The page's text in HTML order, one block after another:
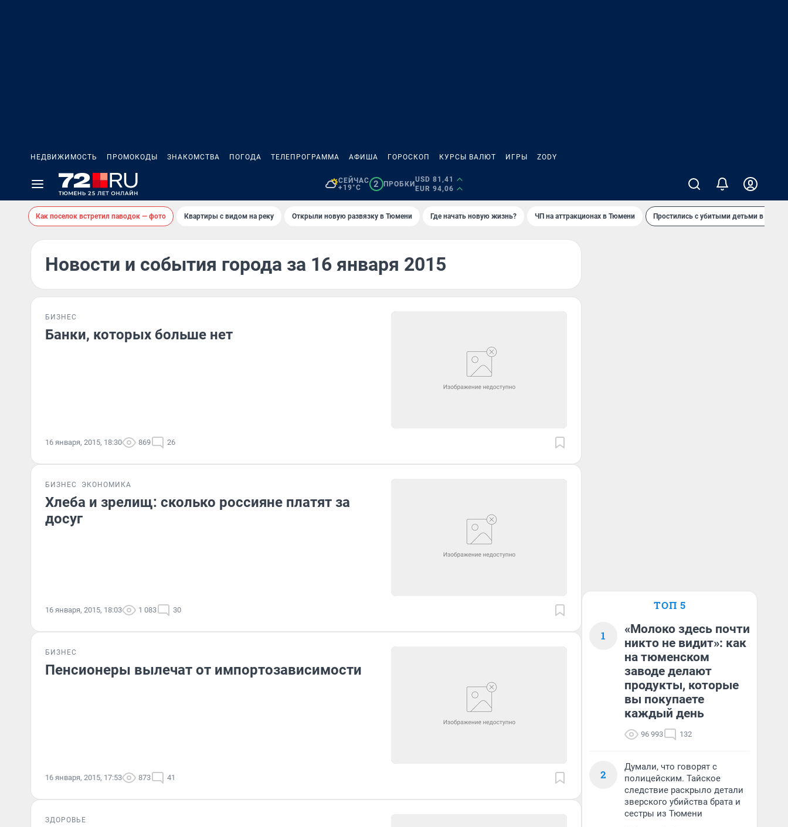
НЕДВИЖИМОСТЬ ПРОМОКОДЫ ЗНАКОМСТВА ПОГОДА ТЕЛЕПРОГРАММА АФИША ГОРОСКОП КУРСЫ ВАЛЮТ ИГРЫ ZODY
СЕЙЧАС
+19°C
2 ПРОБКИ
USD 81,41
EUR 94,06
Как поселок встретил паводок — фото Квартиры с видом на реку Открыли новую развязку в Тюмени Где начать новую жизнь? ЧП на аттракционах в Тюмени Простились с убитыми детьми в
Новости и события города за 16 января 2015
БИЗНЕС
Банки, которых больше нет
16 января, 2015, 18:30 869 26
БИЗНЕС ЭКОНОМИКА
Хлеба и зрелищ: сколько россияне платят за
досуг
16 января, 2015, 18:03 1 083 30
БИЗНЕС
Пенсионеры вылечат от импортозависимости
16 января, 2015, 17:53 873 41
ЗДОРОВЬЕ
ТОП 5
1
«Молоко здесь почти
никто не видит»: как
на тюменском
заводе делают
продукты, которые
вы покупаете
каждый день
96 993 132
2
Думали, что говорят с
полицейским. Тайское
следствие раскрыло детали
зверского убийства брата и
сестры из Тюмени